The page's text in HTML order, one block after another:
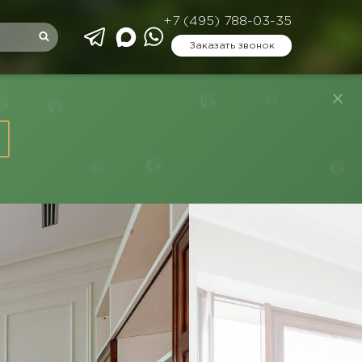
+7 (495) 788-03-35
Заказать звонок